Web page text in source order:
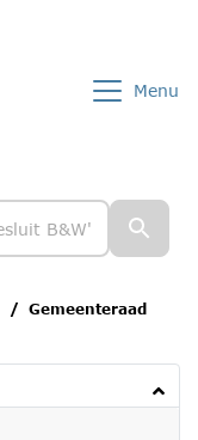
Menu
Gemeenteraad